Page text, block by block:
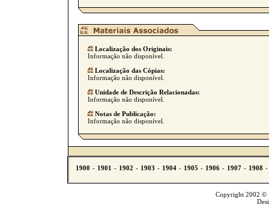
Localização dos Originais:
Informação não disponível.
Localização das Cópias:
Informação não disponível.
Unidade de Descrição Relacionadas:
Informação não disponível.
Notas de Publicação:
Informação não disponível.
Copyright 2002 ©